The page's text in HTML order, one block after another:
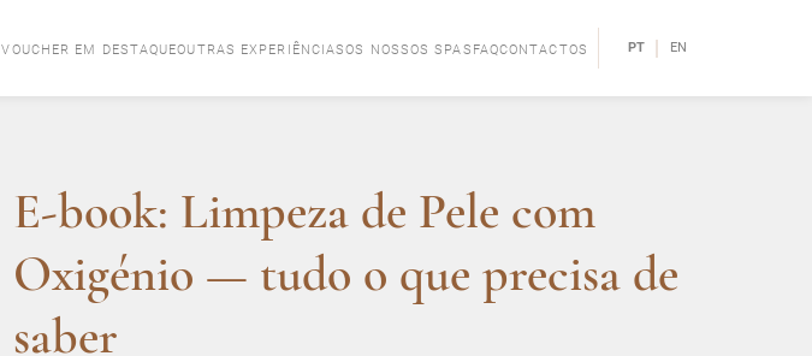
VOUCHER EM DESTAQUEOUTRAS EXPERIÊNCIASOS NOSSOS SPAS FAQCONTACTOS PT | EN
E-book: Limpeza de Pele com
Oxigénio — tudo o que precisa de
saber